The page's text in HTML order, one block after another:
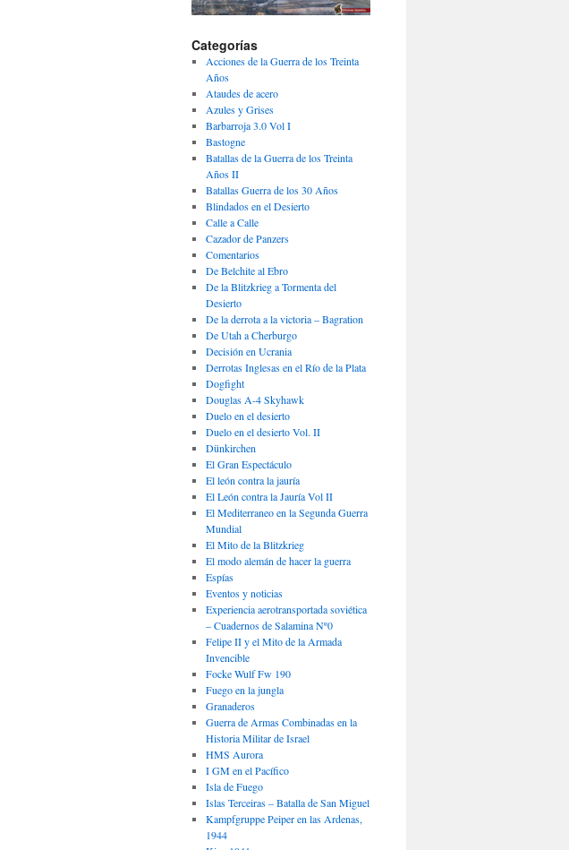
Categorías
Acciones de la Guerra de los Treinta
Años
Ataudes de acero
Azules y Grises
Barbarroja 3.0 Vol I
Bastogne
Batallas de la Guerra de los Treinta
Años II
Batallas Guerra de los 30 Años
Blindados en el Desierto
Calle a Calle
Cazador de Panzers
Comentarios
De Belchite al Ebro
De la Blitzkrieg a Tormenta del
Desierto
De la derrota a la victoria – Bagration
De Utah a Cherburgo
Decisión en Ucrania
Derrotas Inglesas en el Río de la Plata
Dogfight
Douglas A-4 Skyhawk
Duelo en el desierto
Duelo en el desierto Vol. II
Dünkirchen
El Gran Espectáculo
El león contra la jauría
El León contra la Jauría Vol II
El Mediterraneo en la Segunda Guerra
Mundial
El Mito de la Blitzkrieg
El modo alemán de hacer la guerra
Espías
Eventos y noticias
Experiencia aerotransportada soviética
– Cuadernos de Salamina Nº0
Felipe II y el Mito de la Armada
Invencible
Focke Wulf Fw 190
Fuego en la jungla
Granaderos
Guerra de Armas Combinadas en la
Historia Militar de Israel
HMS Aurora
I GM en el Pacífico
Isla de Fuego
Islas Terceiras – Batalla de San Miguel
Kampfgruppe Peiper en las Ardenas,
1944